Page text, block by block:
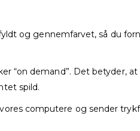
og gennemfarvet, så du
“on demand”. Det betyder,
spild.
computere og sender